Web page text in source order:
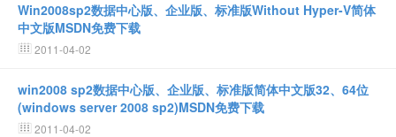
Win2008sp2数据中心版、企业版、标准版Without Hyper-V简体
中文版MSDN免费下载
2011-04-02
win2008 sp2数据中心版、企业版、标准版简体中文版32、64位
(windows server 2008 sp2)MSDN免费下载
2011-04-02